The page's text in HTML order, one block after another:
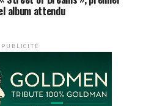
album attendu
PUBLICITÉ